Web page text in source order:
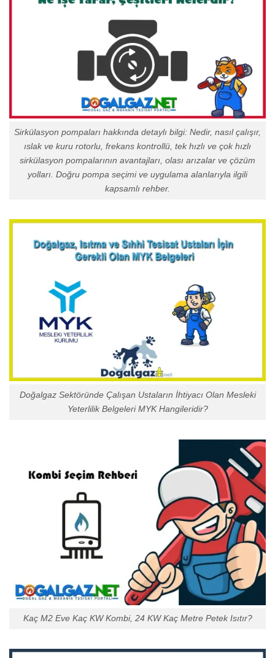
Sirkülasyon pompaları hakkında detaylı bilgi: Nedir, nasıl çalışır,
ıslak ve kuru rotorlu, frekans kontrollü, tek hızlı ve çok hızlı
sirkülasyon pompalarının avantajları, olası arızalar ve çözüm
yolları. Doğru pompa seçimi ve uygulama alanlarıyla ilgili
kapsamlı rehber.
Doğalgaz Sektöründe Çalışan Ustaların İhtiyacı Olan Mesleki
Yeterlilik Belgeleri MYK Hangileridir?
Kaç M2 Eve Kaç KW Kombi, 24 KW Kaç Metre Petek Isıtır?